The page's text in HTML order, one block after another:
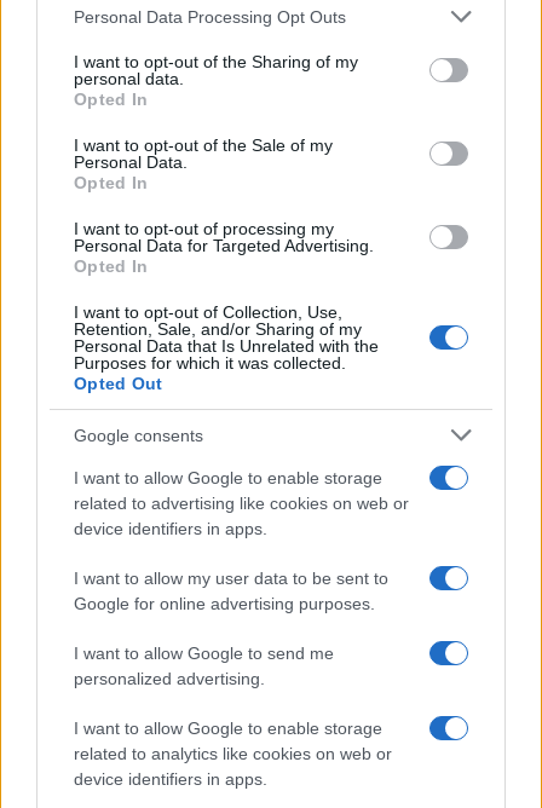
Please note that this website/app uses one or more Google
not limited to your visit or usage behaviour. You may click to
grant or deny consent to Google and its third-party tags to
use your data for below specified purposes in below Google
consent section.
Personal Data Processing Opt Outs
I want to opt-out of the Sharing of my
personal data.
Opted In
I want to opt-out of the Sale of my
Personal Data.
Opted In
I want to opt-out of processing my
Personal Data for Targeted Advertising.
Opted In
I want to opt-out of Collection, Use,
Retention, Sale, and/or Sharing of my
Personal Data that Is Unrelated with the
Purposes for which it was collected.
Opted Out
Google consents
I want to allow Google to enable storage
related to advertising like cookies on web or
device identifiers in apps.
I want to allow my user data to be sent to
Google for online advertising purposes.
I want to allow Google to send me
personalized advertising.
I want to allow Google to enable storage
related to analytics like cookies on web or
device identifiers in apps.
Ricevi le nostre ultime news
da
Condividi l'articolo
F
a
ce
b
o
o
k
T
w
it
te
r
Pi
te
re
W
at
s
p
S
a
re
Articolo precedente
Prossimo articolo
NOTIZIE RECENTI
Sangue, musica e solidarietà con Avis Olbia al
Meteo Olbia 9 agosto, temperature in calo
Salmo finisce in ospedale a Catania, ma il tour
va avanti: “Sicilia, ci sono”